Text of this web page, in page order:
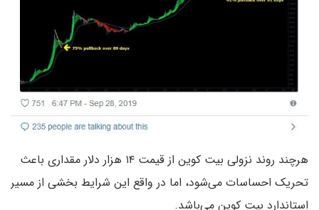
هرچند روند نزولی بیت کوین از قیمت ۱۴ هزار دلار مقداری باعث
تحریک احساسات می‌شود، اما در واقع این شرایط بخشی از مسیر
استاندارد بیت کوین می‌باشد.